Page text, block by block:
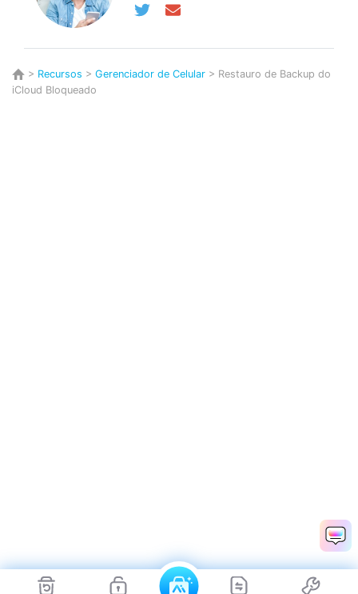
> Recursos > Gerenciador de Celular > Restauro de Backup do
iCloud Bloqueado